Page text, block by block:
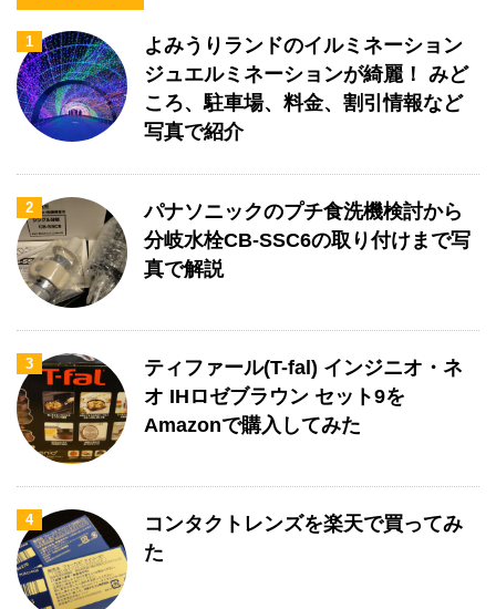
1
よみうりランドのイルミネーション
ジュエルミネーションが綺麗！ みど
ころ、駐車場、料金、割引情報など
写真で紹介
2
パナソニックのプチ食洗機検討から
分岐水栓CB-SSC6の取り付けまで写
真で解説
3
ティファール(T-fal) インジニオ・ネ
オ IHロゼブラウン セット9を
Amazonで購入してみた
4
コンタクトレンズを楽天で買ってみ
た